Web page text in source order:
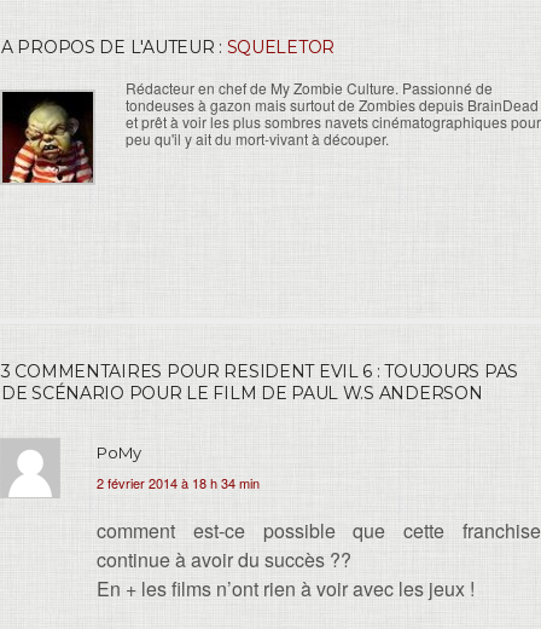
A PROPOS DE L'AUTEUR : SQUELETOR
Rédacteur en chef de My Zombie Culture. Passionné de
tondeuses à gazon mais surtout de Zombies depuis BrainDead
et prêt à voir les plus sombres navets cinématographiques pour
peu qu'il y ait du mort-vivant à découper.
3 COMMENTAIRES POUR RESIDENT EVIL 6 : TOUJOURS PAS
DE SCÉNARIO POUR LE FILM DE PAUL W.S ANDERSON
PoMy
2 février 2014 à 18 h 34 min
comment est-ce possible que cette franchise
continue à avoir du succès ??
En + les films n’ont rien à voir avec les jeux !